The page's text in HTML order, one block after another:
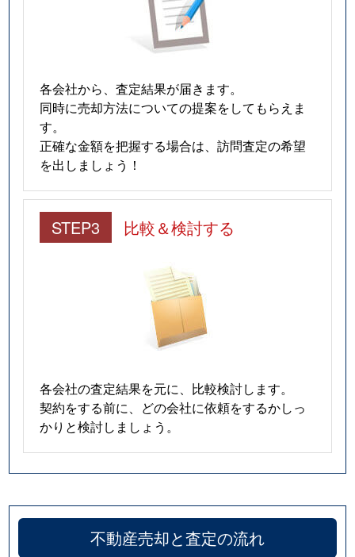
各会社から、査定結果が届きます。
同時に売却方法についての提案をしてもらえま
す。
正確な金額を把握する場合は、訪問査定の希望
を出しましょう！
STEP3 比較＆検討する
各会社の査定結果を元に、比較検討します。
契約をする前に、どの会社に依頼をするかしっ
かりと検討しましょう。
不動産売却と査定の流れ